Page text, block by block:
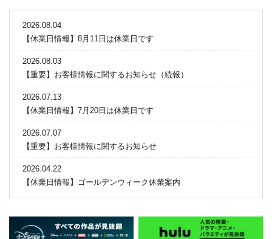
2026.08.04
【休業日情報】8月11日は休業日です
2026.08.03
【重要】お客様情報に関するお知らせ（続報）
2026.07.13
【休業日情報】7月20日は休業日です
2026.07.07
【重要】お客様情報に関するお知らせ
2026.04.22
【休業日情報】ゴールデンウィーク休業案内